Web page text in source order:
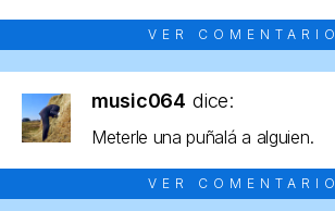
VER COMENTARIO
music064 dice:
Meterle una puñalá a alguien.
VER COMENTARIO